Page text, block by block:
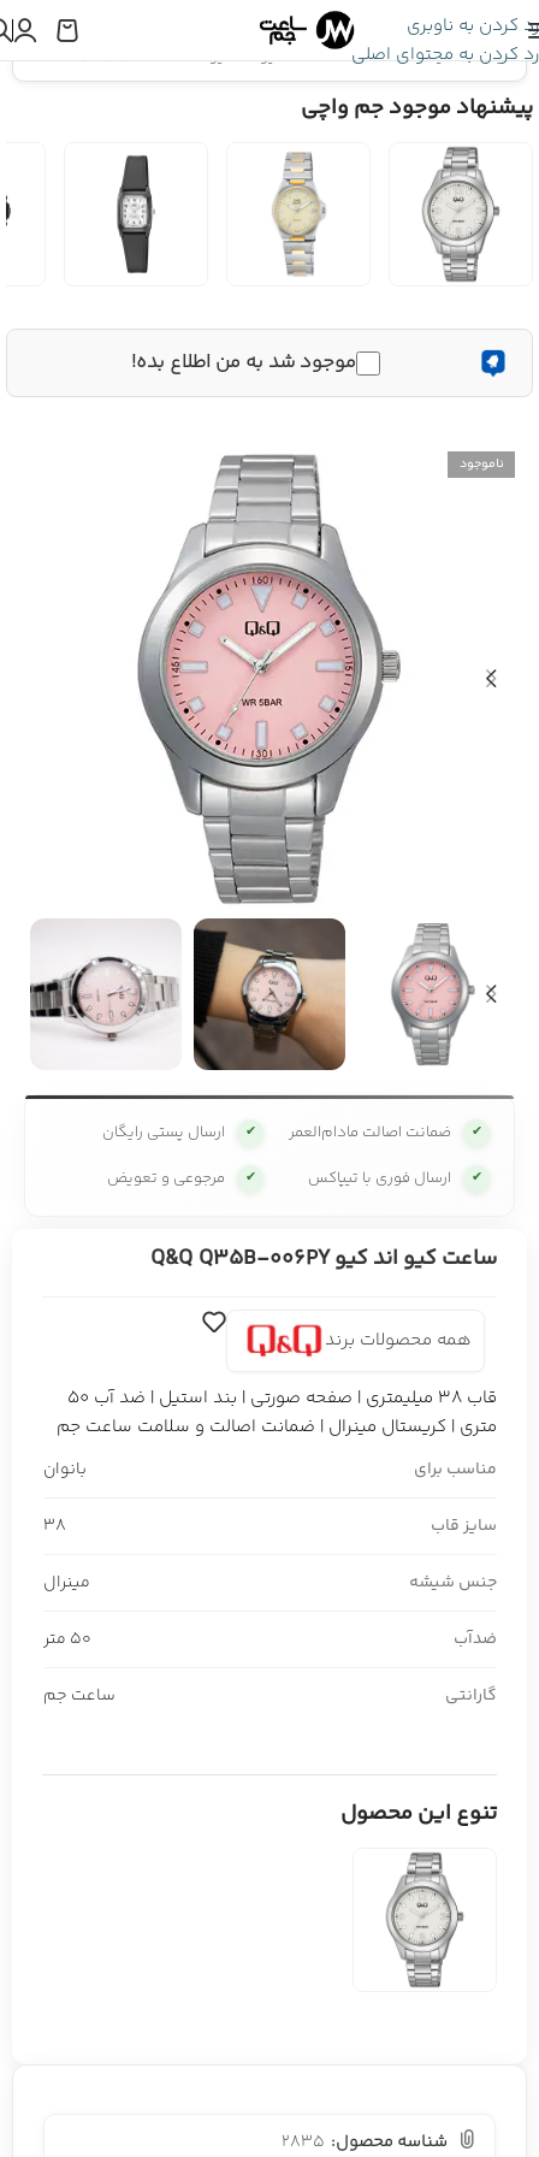
رد کردن به ناوبری
رد کردن به محتوای اصلی
اینجا هستید:ساعت Q&Q »ساعت کیو اند کیو Q&Q Q35B-006PY
پیشنهاد موجود جم واچی
موجود شد به من اطلاع بده!
ناموجود
✔ ضمانت اصالت مادام‌العمر ✔ ارسال پستی رایگان
✔ ارسال فوری با تیپاکس ✔ مرجوعی و تعویض
ساعت کیو اند کیو Q&Q Q35B-006PY
همه محصولات برند
قاب 38 میلیمتری | صفحه صورتی | بند استیل | ضد آب 50
متری | کریستال مینرال | ضمانت اصالت و سلامت ساعت جم
مناسب برای بانوان
سایز قاب 38
جنس شیشه مینرال
ضدآب 50 متر
گارانتی ساعت جم
تنوع این محصول
شناسه محصول: 2835